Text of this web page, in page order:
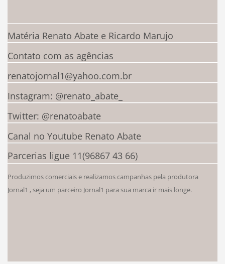
Matéria Renato Abate e Ricardo Marujo
Contato com as agências
renatojornal1@yahoo.com.br
Instagram: @renato_abate_
Twitter: @renatoabate
Canal no Youtube Renato Abate
Parcerias ligue 11(96867 43 66)
Produzimos comerciais e realizamos campanhas pela produtora
Jornal1 , seja um parceiro Jornal1 para sua marca ir mais longe.